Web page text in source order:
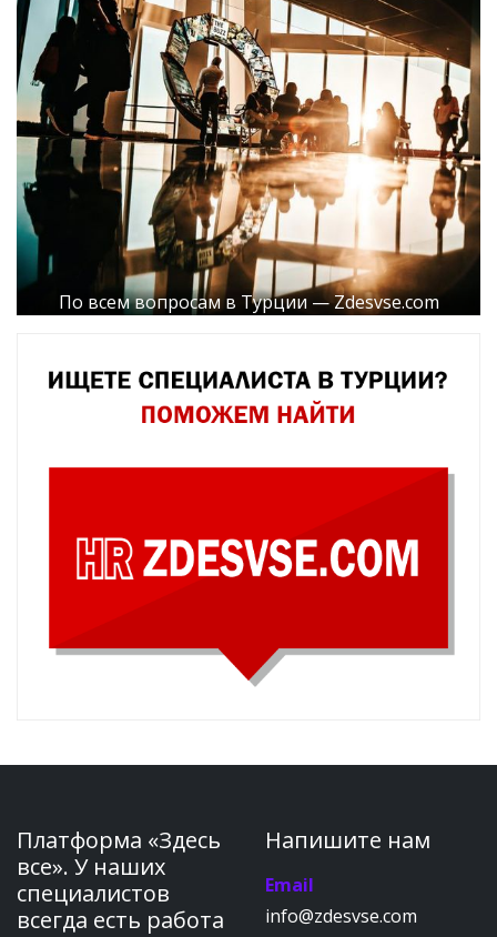
По всем вопросам в Турции — Zdesvse.com
Платформа «Здесь
все». У наших
специалистов
всегда есть работа
Напишите нам
Email
info@zdesvse.com